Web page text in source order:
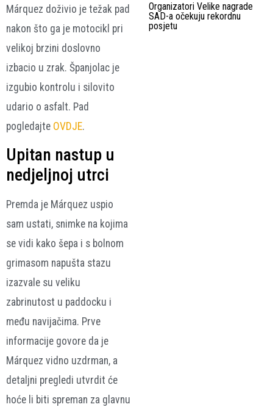
Márquez doživio je težak pad
nakon što ga je motocikl pri
velikoj brzini doslovno
izbacio u zrak. Španjolac je
izgubio kontrolu i silovito
udario o asfalt. Pad
pogledajte OVDJE.
Upitan nastup u
nedjeljnoj utrci
Premda je Márquez uspio
sam ustati, snimke na kojima
se vidi kako šepa i s bolnom
grimasom napušta stazu
izazvale su veliku
zabrinutost u paddocku i
među navijačima. Prve
informacije govore da je
Márquez vidno uzdrman, a
detaljni pregledi utvrdit će
hoće li biti spreman za glavnu
Organizatori Velike nagrade
SAD-a očekuju rekordnu
posjetu